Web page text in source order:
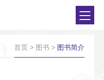
首页 > 图书 > 图书简介